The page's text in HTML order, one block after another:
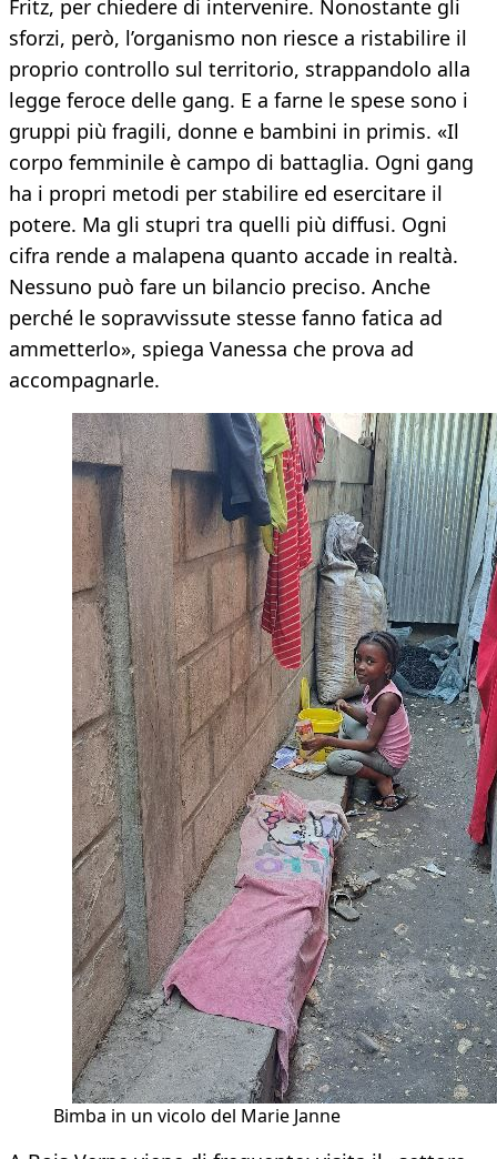
Fritz, per chiedere di intervenire. Nonostante gli
sforzi, però, l’organismo non riesce a ristabilire il
proprio controllo sul territorio, strappandolo alla
legge feroce delle gang. E a farne le spese sono i
gruppi più fragili, donne e bambini in primis. «Il
corpo femminile è campo di battaglia. Ogni gang
ha i propri metodi per stabilire ed esercitare il
potere. Ma gli stupri tra quelli più diffusi. Ogni
cifra rende a malapena quanto accade in realtà.
Nessuno può fare un bilancio preciso. Anche
perché le sopravvissute stesse fanno fatica ad
ammetterlo», spiega Vanessa che prova ad
accompagnarle.
Bimba in un vicolo del Marie Janne